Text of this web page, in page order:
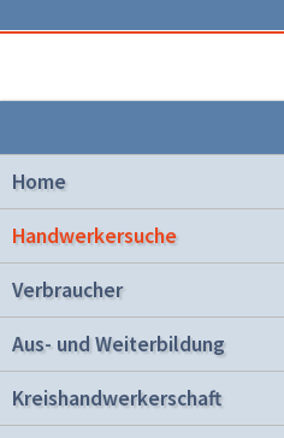
Home
Handwerkersuche
Verbraucher
Aus- und Weiterbildung
Kreishandwerkerschaft